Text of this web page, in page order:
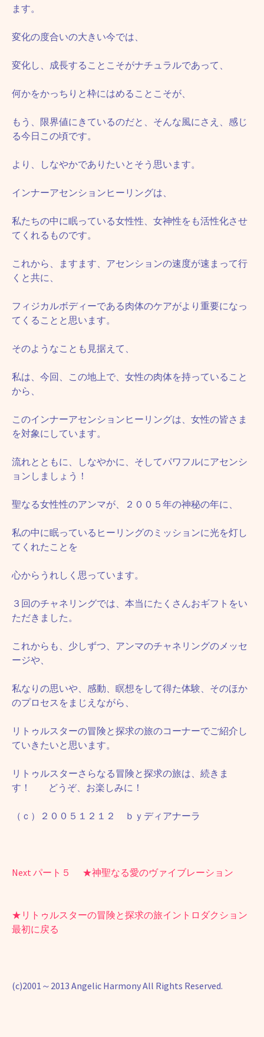
ます。
変化の度合いの大きい今では、
変化し、成長することこそがナチュラルであって、
何かをかっちりと枠にはめることこそが、
もう、限界値にきているのだと、そんな風にさえ、感じ
る今日この頃です。
より、しなやかでありたいとそう思います。
インナーアセンションヒーリングは、
私たちの中に眠っている女性性、女神性をも活性化させ
てくれるものです。
これから、ますます、アセンションの速度が速まって行
くと共に、
フィジカルボディーである肉体のケアがより重要になっ
てくることと思います。
そのようなことも見据えて、
私は、今回、この地上で、女性の肉体を持っていること
から、
このインナーアセンションヒーリングは、女性の皆さま
を対象にしています。
流れとともに、しなやかに、そしてパワフルにアセンシ
ョンしましょう！
聖なる女性性のアンマが、２００５年の神秘の年に、
私の中に眠っているヒーリングのミッションに光を灯し
てくれたことを
心からうれしく思っています。
３回のチャネリングでは、本当にたくさんおギフトをい
ただきました。
これからも、少しずつ、アンマのチャネリングのメッセ
ージや、
私なりの思いや、感動、瞑想をして得た体験、そのほか
のプロセスをまじえながら、
リトゥルスターの冒険と探求の旅のコーナーでご紹介し
ていきたいと思います。
リトゥルスターさらなる冒険と探求の旅は、続きま
す！ どうぞ、お楽しみに！
（ｃ）２００５１２１２ ｂｙディアナーラ
Next パート５ ★神聖なる愛のヴァイブレーション
★リトゥルスターの冒険と探求の旅イントロダクション
最初に戻る
(c)2001～2013 Angelic Harmony All Rights Reserved.